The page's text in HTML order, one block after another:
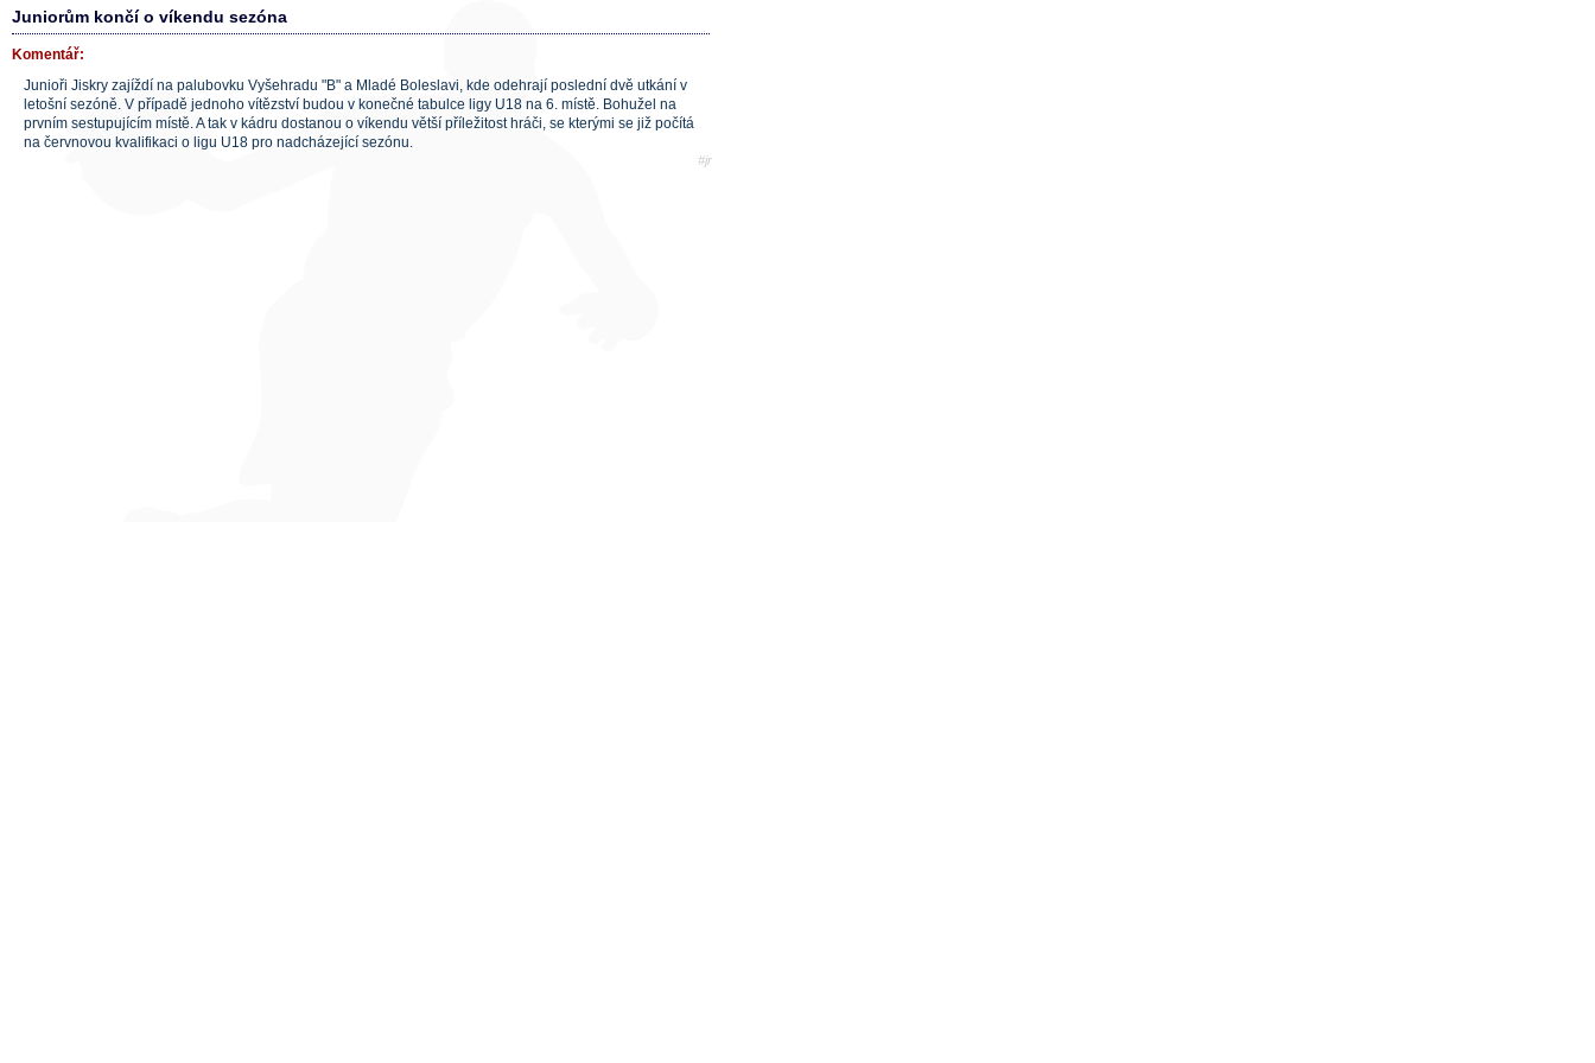
Juniorům končí o víkendu sezóna
Komentář:
Junioři Jiskry zajíždí na palubovku Vyšehradu "B" a Mladé Boleslavi, kde odehrají poslední dvě utkání v
letošní sezóně. V případě jednoho vítězství budou v konečné tabulce ligy U18 na 6. místě. Bohužel na
prvním sestupujícím místě. A tak v kádru dostanou o víkendu větší příležitost hráči, se kterými se již počítá
na červnovou kvalifikaci o ligu U18 pro nadcházející sezónu.
#jr